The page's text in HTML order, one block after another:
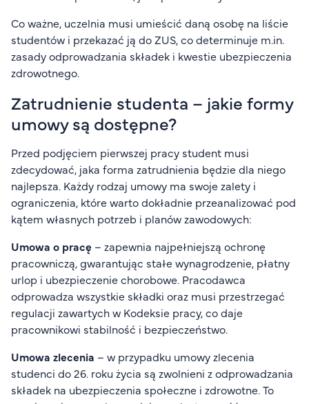
Co ważne, uczelnia musi umieścić daną osobę na liście
studentów i przekazać ją do ZUS, co determinuje m.in.
zasady odprowadzania składek i kwestie ubezpieczenia
zdrowotnego.
Zatrudnienie studenta – jakie formy
umowy są dostępne?
Przed podjęciem pierwszej pracy student musi
zdecydować, jaka forma zatrudnienia będzie dla niego
najlepsza. Każdy rodzaj umowy ma swoje zalety i
ograniczenia, które warto dokładnie przeanalizować pod
kątem własnych potrzeb i planów zawodowych:
Umowa o pracę – zapewnia najpełniejszą ochronę
pracowniczą, gwarantując stałe wynagrodzenie, płatny
urlop i ubezpieczenie chorobowe. Pracodawca
odprowadza wszystkie składki oraz musi przestrzegać
regulacji zawartych w Kodeksie pracy, co daje
pracownikowi stabilność i bezpieczeństwo.
Umowa zlecenia – w przypadku umowy zlecenia
studenci do 26. roku życia są zwolnieni z odprowadzania
składek na ubezpieczenia społeczne i zdrowotne. To